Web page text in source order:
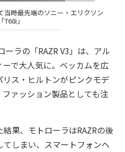
当時最先端のソニー・エリクソン
「T68i」
ラの「RAZR V3」は、アル
で大人気に。ベッカムを広
ス・ヒルトンがピンクモデ
ァッション製品としても注
果、モトローラはRAZRの後
しまい、スマートフォンへ